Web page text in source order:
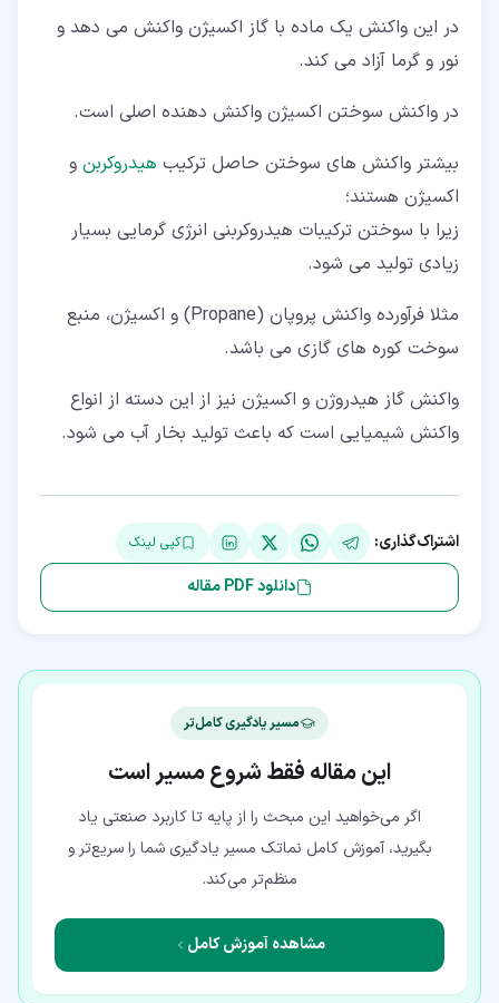
در این واکنش یک ماده با گاز اکسیژن واکنش می دهد و
نور و گرما آزاد می کند.
در واکنش سوختن اکسیژن واکنش دهنده اصلی است.
بیشتر واکنش های سوختن حاصل ترکیب هیدروکربن و
اکسیژن هستند؛
زیرا با سوختن ترکیبات هیدروکربنی انرژی گرمایی بسیار
زیادی تولید می شود.
مثلا فرآورده واکنش پروپان (Propane) و اکسیژن، منبع
سوخت کوره های گازی می باشد.
واکنش گاز هیدروژن و اکسیژن نیز از این دسته از انواع
واکنش شیمیایی است که باعث تولید بخار آب می شود.
اشتراک‌گذاری: کپی لینک
دانلود PDF مقاله
مسیر یادگیری کامل‌تر
این مقاله فقط شروع مسیر است
اگر می‌خواهید این مبحث را از پایه تا کاربرد صنعتی یاد
بگیرید، آموزش کامل نماتک مسیر یادگیری شما را سریع‌تر و
منظم‌تر می‌کند.
مشاهده آموزش کامل